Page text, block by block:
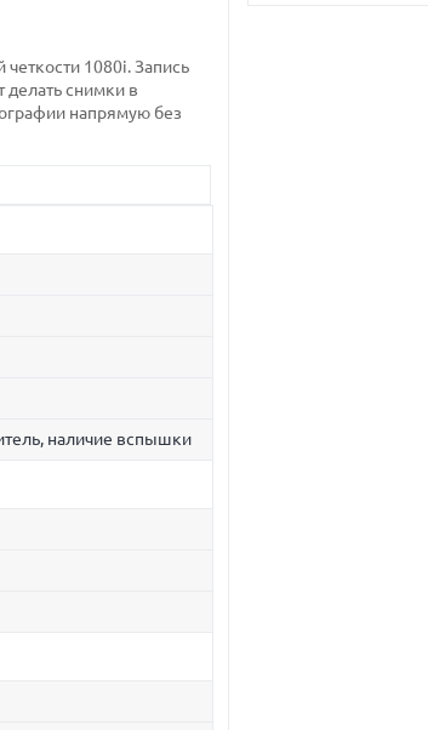
1080i. Запись
делать снимки в
напрямую без
наличие вспышки